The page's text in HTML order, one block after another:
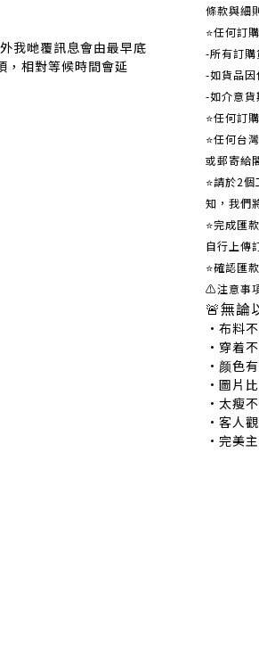
我哋覆訊息會由最早底
，相對等候時間會延
條款與細
⭐任何訂
-所有訂購
-如貨品
-如介意
⭐任何訂
⭐任何台
或郵寄給
​​⭐請於2
知，我們
⭐完成匯
自行上傳
⭐確認匯
⚠注意事
🚨無論
•布
•穿
•颜
•圖
•太
•客
•完美